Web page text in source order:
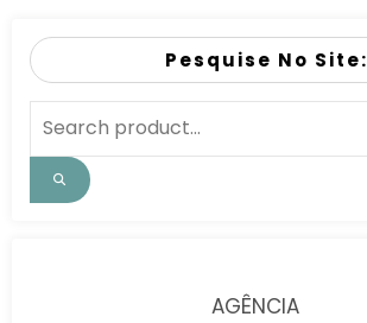
Pesquise No Site:
AGÊNCIA